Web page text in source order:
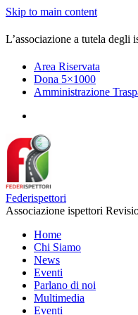
Skip to main content
L’associazione a tutela
Area Riservata
Dona 5×1000
Amministrazione
Federispettori
Associazione ispettori
Home
Chi Siamo
News
Eventi
Parlano di noi
Multimedia
Eventi